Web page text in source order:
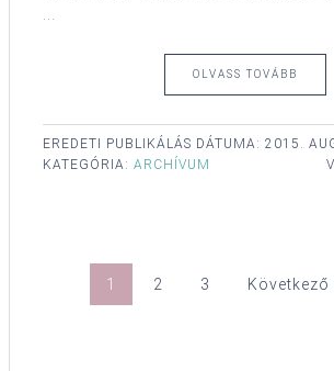
OLVASS TOVÁBB
EREDETI PUBLIKÁLÁS DÁTUMA: 2015.
KATEGÓRIA: ARCHÍVUM
1 2 3 Következő